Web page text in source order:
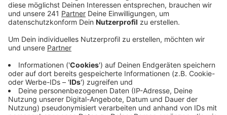
weil viele Mitarbeiter coronabedingt ausfallen.
Veröffentlicht:Mittwoch, 23.03.2022 16:04
Anzeige
Bei den Krankenhäusern in unserer Stadt ist die Lage
bisher zum Glück nicht ganz so dramatisch. Im Klinikum
in Schlebusch ist die Ausfall-Quote coronabedingt